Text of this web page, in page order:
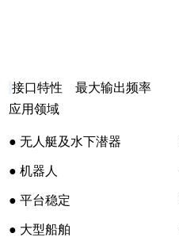
接口特性 最大输出频率
应用领域
● 无人艇及水下潜器
● 机器人
● 平台稳定
● 大型船舶